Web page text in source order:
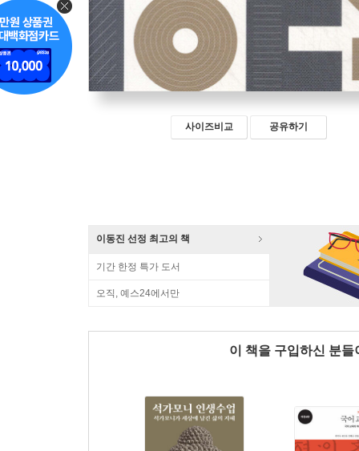
사이즈비교 공유하기
이동진 선정 최고의 책
기간 한정 특가 도서
오직, 예스24에서만
이 책을 구입하신 분